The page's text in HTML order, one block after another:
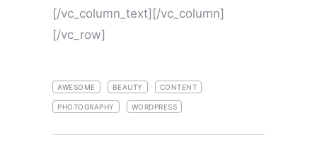
[/vc_column_text][/vc_column]
[/vc_row]
AWESOME BEAUTY CONTENT
PHOTOGRAPHY WORDPRESS